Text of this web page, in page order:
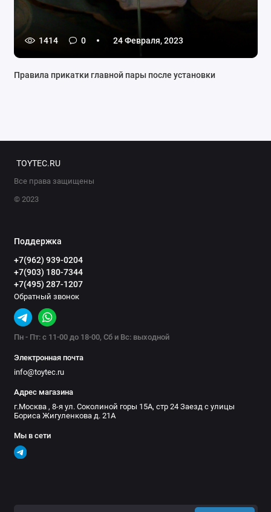
1414 0 24 Февраля, 2023
Правила прикатки главной пары после установки
TOYTEC.RU
Все права защищены
© 2023
Поддержка
+7(962) 939-0204
+7(903) 180-7344
+7(495) 287-1207
Обратный звонок
Пн - Пт: с 11-00 до 18-00, Сб и Вс: выходной
Электронная почта
info@toytec.ru
Адрес магазина
г.Москва , 8-я ул. Соколиной горы 15А, стр 24 Заезд с улицы
Бориса Жигуленкова д. 21А
Мы в сети